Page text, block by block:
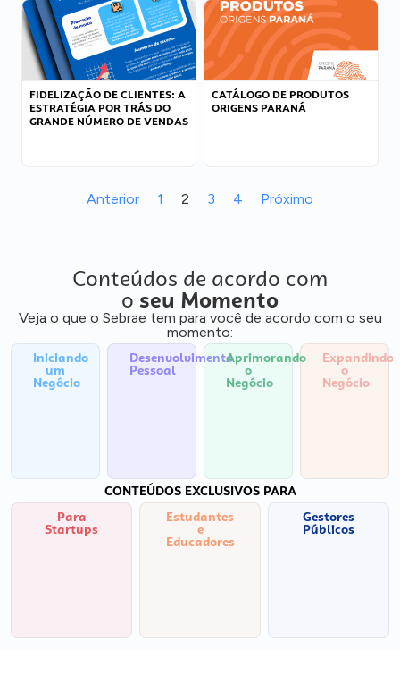
FIDELIZAÇÃO DE CLIENTES: A
ESTRATÉGIA POR TRÁS DO
GRANDE NÚMERO DE VENDAS
CATÁLOGO DE PRODUTOS
ORIGENS PARANÁ
Anterior 1 2 3 4 Próximo
Conteúdos de acordo com
o seu Momento
Veja o que o Sebrae tem para você de acordo com o seu
momento:
Iniciando
um
Negócio
Desenvolvimento
Pessoal
Aprimorando
o
Negócio
Expandindo
o
Negócio
CONTEÚDOS EXCLUSIVOS PARA
Para
Startups
Estudantes
e
Educadores
Gestores
Públicos